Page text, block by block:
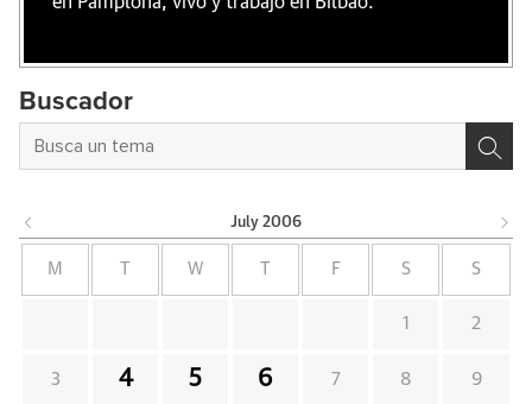
Buscador
July 2006
M W F S S
1 2
3 4 5 6 7 8 9